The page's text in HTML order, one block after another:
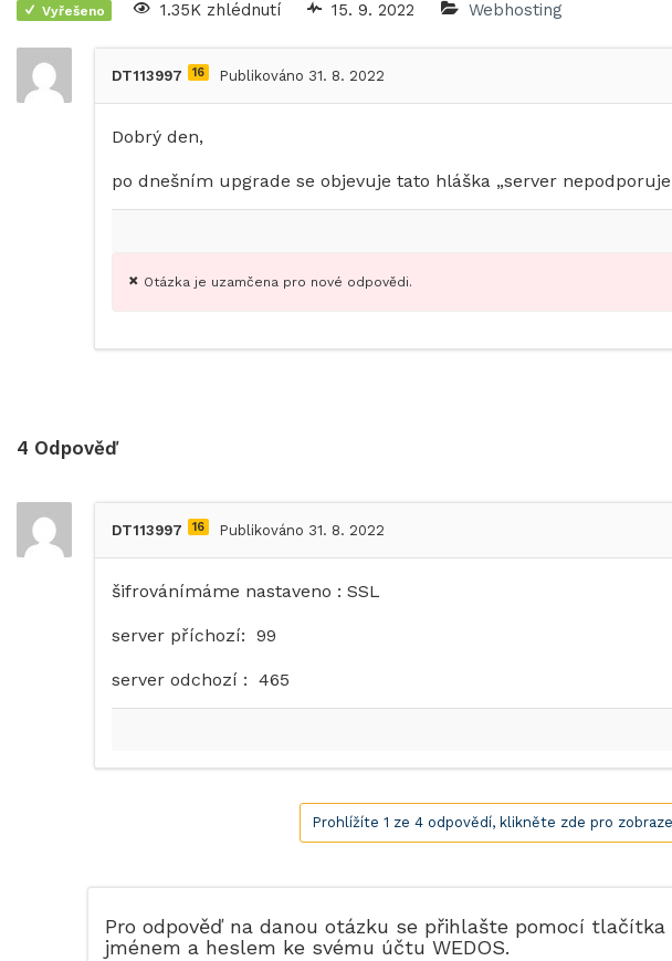
Vyřešeno 1.35K zhlédnutí 15. 9. 2022 Webhosting
DT113997 16 Publikováno 31. 8. 2022
Dobrý den,
po dnešním upgrade se objevuje tato hláška „server
Otázka je uzamčena pro nové odpovědi.
4 Odpověď
DT113997 16 Publikováno 31. 8. 2022
šifrovánímáme nastaveno : SSL
server příchozí: 99
server odchozí : 465
Prohlížíte 1 ze 4 odpovědí, klikněte zde pro
Pro odpověď na danou otázku se přihlašte pomocí
jménem a heslem ke svému účtu WEDOS.